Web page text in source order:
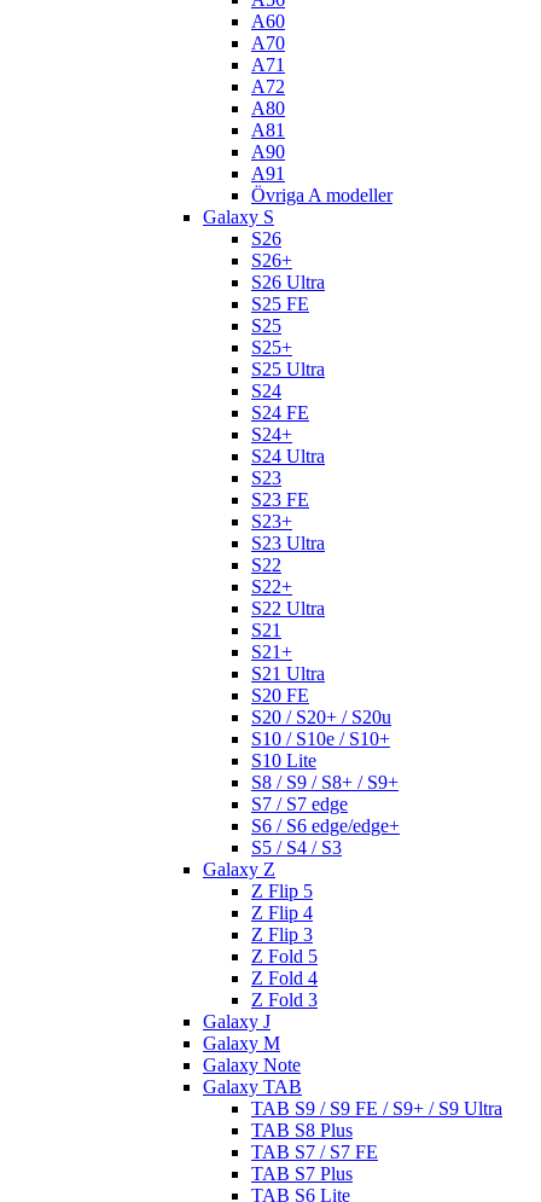
A60
A70
A71
A72
A80
A81
A90
A91
Övriga A modeller
Galaxy S
S26
S26+
S26 Ultra
S25 FE
S25
S25+
S25 Ultra
S24
S24 FE
S24+
S24 Ultra
S23
S23 FE
S23+
S23 Ultra
S22
S22+
S22 Ultra
S21
S21+
S21 Ultra
S20 FE
S20 / S20+ / S20u
S10 / S10e / S10+
S10 Lite
S8 / S9 / S8+ / S9+
S7 / S7 edge
S6 / S6 edge/edge+
S5 / S4 / S3
Galaxy Z
Z Flip 5
Z Flip 4
Z Flip 3
Z Fold 5
Z Fold 4
Z Fold 3
Galaxy J
Galaxy M
Galaxy Note
Galaxy TAB
TAB S9 / S9 FE / S9+ / S9 Ultra
TAB S8 Plus
TAB S7 / S7 FE
TAB S7 Plus
TAB S6 Lite